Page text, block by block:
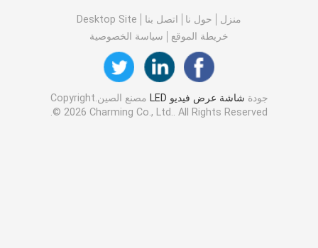
منزل حول نا اتصل بنا
Desktop Site
خريطة الموقع
سياسة الخصوصية
جودة شاشة عرض فيديو LED
مصنع الصين.Copyright
© 2026 Charming Co., Ltd.. All Rights Reserved.